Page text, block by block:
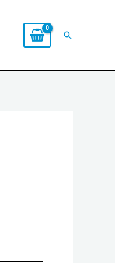
Search